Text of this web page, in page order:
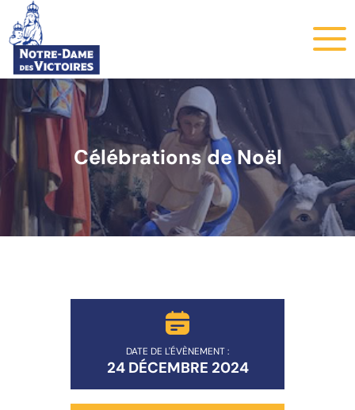
Célébrations de Noël
DATE DE L'ÉVÈNEMENT :
24 DÉCEMBRE 2024